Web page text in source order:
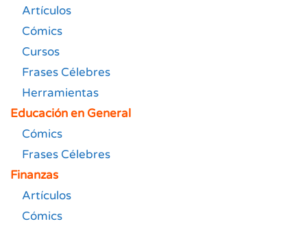
Artículos
Cómics
Cursos
Frases Célebres
Herramientas
Educación en General
Cómics
Frases Célebres
Finanzas
Artículos
Cómics